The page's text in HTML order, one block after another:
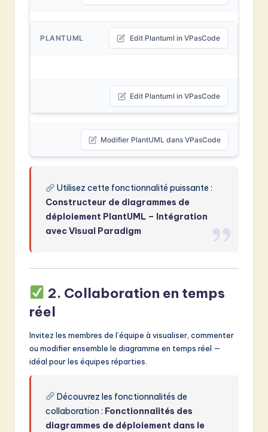
PLANTUML Edit Plantuml in VPasCode
Edit Plantuml in VPasCode
Modifier PlantUML dans VPasCode
Utilisez cette fonctionnalité puissante :
Constructeur de diagrammes de
déploiement PlantUML – Intégration
avec Visual Paradigm
2. Collaboration en temps
réel
Invitez les membres de l’équipe à visualiser, commenter
ou modifier ensemble le diagramme en temps réel —
idéal pour les équipes réparties.
Découvrez les fonctionnalités de
collaboration : Fonctionnalités des
diagrammes de déploiement dans le